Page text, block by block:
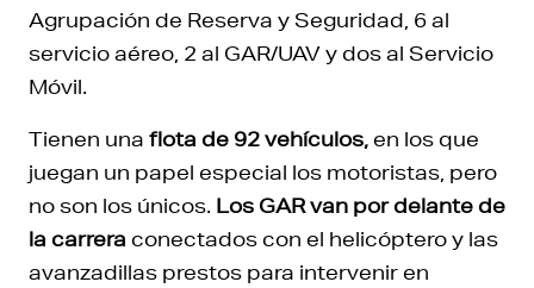
Agrupación de Reserva y Seguridad, 6 al
servicio aéreo, 2 al GAR/UAV y dos al Servicio
Móvil.
Tienen una flota de 92 vehículos,en los que
juegan un papel especial los motoristas, pero
no son los únicos. Los GAR van por delante de
la carrera conectados con el helicóptero y las
avanzadillas prestos para intervenir en